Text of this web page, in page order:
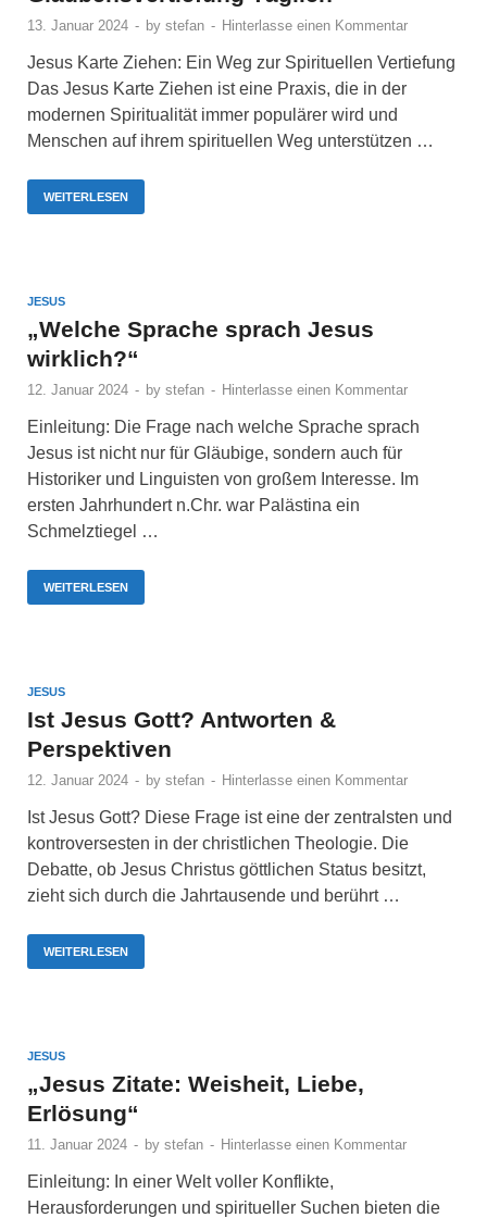
13. Januar 2024 - by stefan - Hinterlasse einen Kommentar
Jesus Karte Ziehen: Ein Weg zur Spirituellen Vertiefung
Das Jesus Karte Ziehen ist eine Praxis, die in der
modernen Spiritualität immer populärer wird und
Menschen auf ihrem spirituellen Weg unterstützen …
WEITERLESEN
JESUS
„Welche Sprache sprach Jesus
wirklich?“
12. Januar 2024 - by stefan - Hinterlasse einen Kommentar
Einleitung: Die Frage nach welche Sprache sprach
Jesus ist nicht nur für Gläubige, sondern auch für
Historiker und Linguisten von großem Interesse. Im
ersten Jahrhundert n.Chr. war Palästina ein
Schmelztiegel …
WEITERLESEN
JESUS
Ist Jesus Gott? Antworten &
Perspektiven
12. Januar 2024 - by stefan - Hinterlasse einen Kommentar
Ist Jesus Gott? Diese Frage ist eine der zentralsten und
kontroversesten in der christlichen Theologie. Die
Debatte, ob Jesus Christus göttlichen Status besitzt,
zieht sich durch die Jahrtausende und berührt …
WEITERLESEN
JESUS
„Jesus Zitate: Weisheit, Liebe,
Erlösung“
11. Januar 2024 - by stefan - Hinterlasse einen Kommentar
Einleitung: In einer Welt voller Konflikte,
Herausforderungen und spiritueller Suchen bieten die